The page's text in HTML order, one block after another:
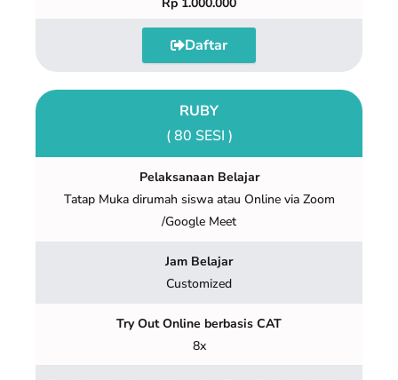
Daftar
RUBY
( 80 SESI )
Pelaksanaan Belajar
Tatap Muka dirumah siswa atau Online via Zoom
/Google Meet
Jam Belajar
Customized
Try Out Online berbasis CAT
8x